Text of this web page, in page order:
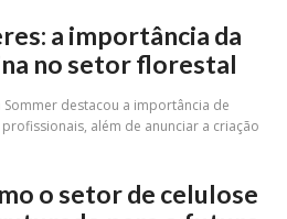
a importância da
no setor florestal
destacou a importância de
além de anunciar a criação
o setor de celulose